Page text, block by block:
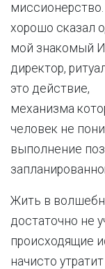
хорошо сказал
мой знакомый
директор,
это действие,
механизма
человек не
выполнение
Жить в
достаточно не
происходящие
начисто